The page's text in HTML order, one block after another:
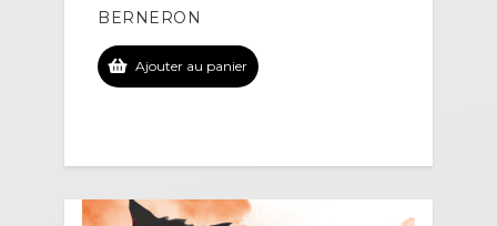
BERNERON
Ajouter au panier